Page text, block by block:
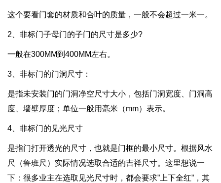
这个要看门套的材质和合叶的质量，一般不会超过一米一。
2、非标门子母门的子门的尺寸是多少?
一般在300MM到400MM左右。
3、非标门的门洞尺寸：
是指未安装门的门洞净空尺寸大小，包括门洞宽度、门洞高
度、墙壁厚度；单位一般用毫米（mm）表示。
4、非标门的见光尺寸
是指门打开透光的尺寸，也就是门框的最小尺寸。根据风水
尺（鲁班尺）实际情况选取合适的吉祥尺寸。这里想说一
下：很多业主在选取见光尺寸时，都会要求”上下全红”，其